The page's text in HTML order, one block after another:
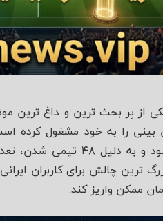
شرط بندی جام جهانی 2026 یکی از پر
را به خود مشغول کرده
آمریکا، کانادا و مکزیک
ترین چالش برای کاربران
ممکن واریز کند.